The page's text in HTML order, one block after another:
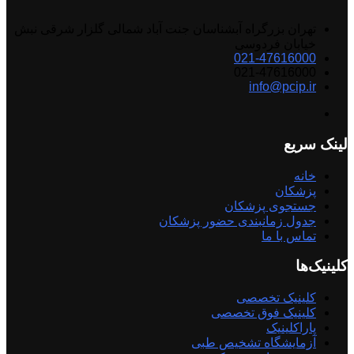
021-47616000
info@pcip.ir
لینک سریع
خانه
پزشکان
جستجوی پزشکان
جدول زمانبندی حضور پزشکان
تماس با ما
کلینیک‌ها
کلینیک تخصصی
کلینیک فوق تخصصی
پاراکلینیک
آزمایشگاه تشخیص طبی